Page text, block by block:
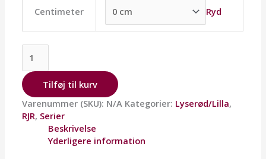
Centimeter Ryd
Tilføj til kurv
Varenummer (SKU): N/A Kategorier: Lyserød/Lilla,
RJR, Serier
Beskrivelse
Yderligere information